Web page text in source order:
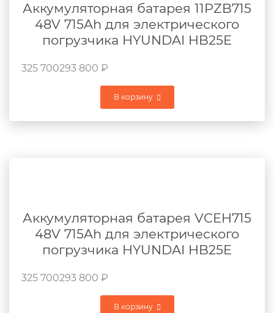
Аккумуляторная батарея 11PZB715
48V 715Ah для электрического
погрузчика HYUNDAI HB25E
325 700293 800 ₽
В корзину
Аккумуляторная батарея VCEH715
48V 715Ah для электрического
погрузчика HYUNDAI HB25E
325 700293 800 ₽
В корзину